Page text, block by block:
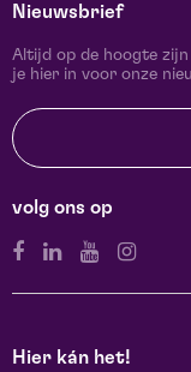
Nieuwsbrief
Altijd op de hoogte
je hier in voor onze
volg ons op
Hier kán het!